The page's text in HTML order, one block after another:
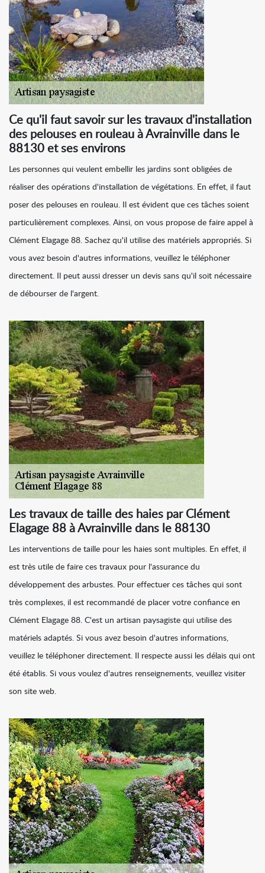
Ce qu'il faut savoir sur les travaux d'installation
des pelouses en rouleau à Avrainville dans le
88130 et ses environs
Les personnes qui veulent embellir les jardins sont obligées de
réaliser des opérations d'installation de végétations. En effet, il faut
poser des pelouses en rouleau. Il est évident que ces tâches soient
particulièrement complexes. Ainsi, on vous propose de faire appel à
Clément Elagage 88. Sachez qu'il utilise des matériels appropriés. Si
vous avez besoin d'autres informations, veuillez le téléphoner
directement. Il peut aussi dresser un devis sans qu'il soit nécessaire
de débourser de l'argent.
Les travaux de taille des haies par Clément
Elagage 88 à Avrainville dans le 88130
Les interventions de taille pour les haies sont multiples. En effet, il
est très utile de faire ces travaux pour l'assurance du
développement des arbustes. Pour effectuer ces tâches qui sont
très complexes, il est recommandé de placer votre confiance en
Clément Elagage 88. C'est un artisan paysagiste qui utilise des
matériels adaptés. Si vous avez besoin d'autres informations,
veuillez le téléphoner directement. Il respecte aussi les délais qui ont
été établis. Si vous voulez d'autres renseignements, veuillez visiter
son site web.